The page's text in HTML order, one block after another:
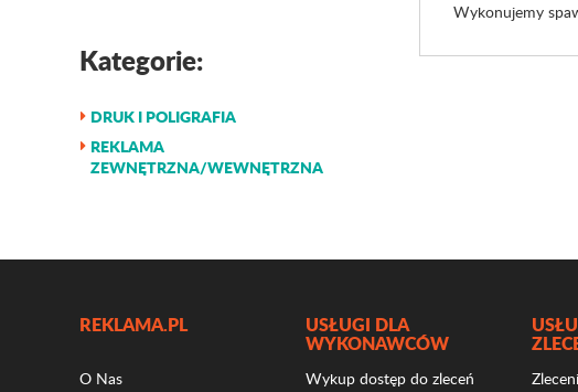
Kategorie:
DRUK I POLIGRAFIA
REKLAMA
ZEWNĘTRZNA/WEWNĘTRZNA
Wykonujemy
REKLAMA.PL
O Nas
USŁUGI DLA
WYKONAWCÓW
Wykup dostęp do zleceń